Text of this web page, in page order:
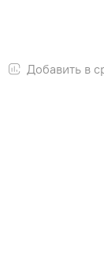
Добавить в